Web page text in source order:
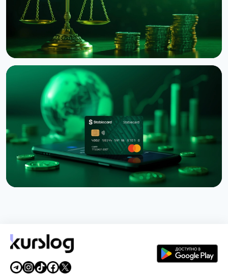
Binance подала в суд на RedotPay из-за
переманивания 470 000 пользователей
6 августа 2026 г. 4 мин чтения
6 августа 2026 г.5 мин чтения